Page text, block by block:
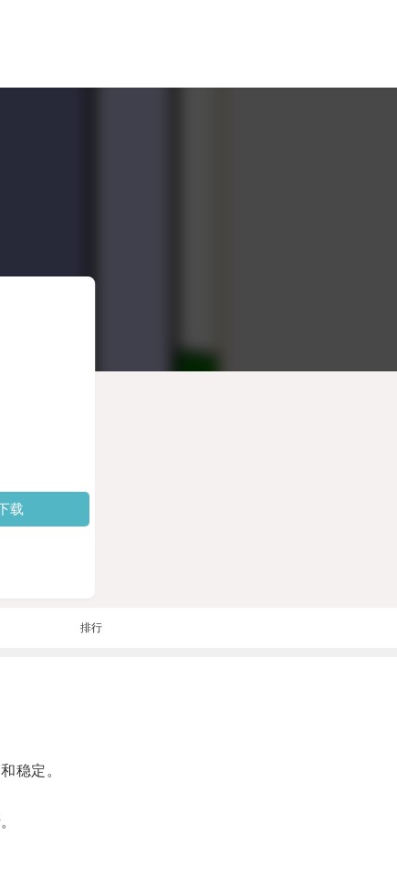
载
排行
稳定。